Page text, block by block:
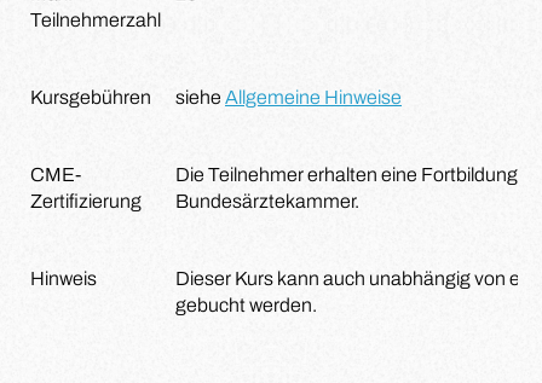
Teilnehmerzahl
Kursgebühren siehe Allgemeine Hinweise
CME-
Zertifizierung
Die Teilnehmer erhalten eine
Bundesärztekammer.
Hinweis
Dieser Kurs kann auch unabhängig von
gebucht werden.